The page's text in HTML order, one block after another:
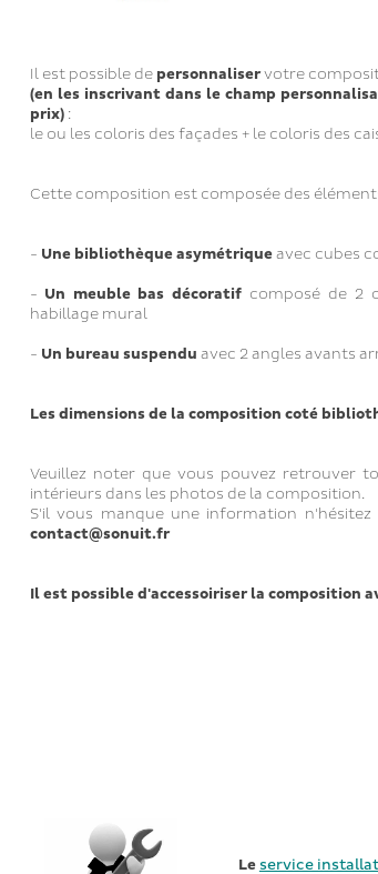
Il est possible de personnaliservotre
(en les inscrivant dans le champ
prix):
le ou les coloris des façades + le coloris des
Cette composition est composée des
- Une bibliothèque asymétriqueavec cubes
- Un meuble bas décoratifcomposé de 2
habillage mural
- Un bureau suspendu avec 2 angles avants
Les dimensions de la composition coté
Veuillez noter que vous pouvez retrouver
intérieurs dans les photos de la composition.
S'il vous manque une information
contact@sonuit.fr
Il est possible d'accessoiriser la composition
Le service